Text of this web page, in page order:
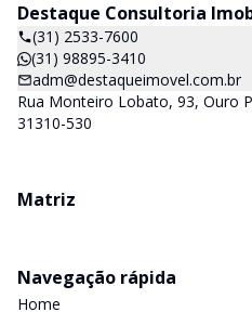
Destaque Consultoria
(31) 2533-7600
(31) 98895-3410
adm@destaqueimovel.com.br
Rua Monteiro Lobato, 93, Ouro
31310-530
Matriz
Navegação rápida
Home